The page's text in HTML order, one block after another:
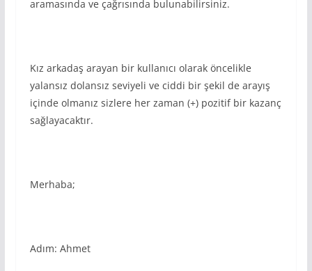
aramasında ve çağrısında bulunabilirsiniz.
Kız arkadaş arayan bir kullanıcı olarak öncelikle
yalansız dolansız seviyeli ve ciddi bir şekil de arayış
içinde olmanız sizlere her zaman (+) pozitif bir kazanç
sağlayacaktır.
Merhaba;
Adım: Ahmet